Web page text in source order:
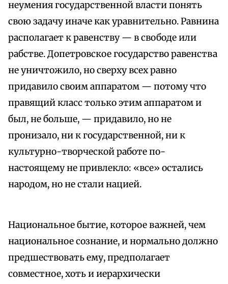
неумения государственной власти понять
свою задачу иначе как уравнительно. Равнина
располагает к равенству — в свободе или
рабстве. Допетровское государство равенства
не уничтожило, но сверху всех равно
придавило своим аппаратом — потому что
правящий класс только этим аппаратом и
был, не больше, — придавило, но не
пронизало, ни к государственной, ни к
культурно-творческой работе по-
настоящему не привлекло: «все» остались
народом, но не стали нацией.
Национальное бытие, которое важней, чем
национальное сознание, и нормально должно
предшествовать ему, предполагает
совместное, хоть и иерархически